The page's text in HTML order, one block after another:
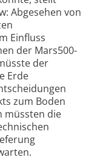
Abgesehen von
Einfluss
der Mars500-
der
Erde
zum Boden
müssten die